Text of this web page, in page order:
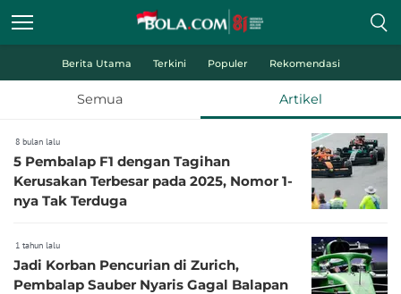
Berita Utama Terkini Populer Rekomendasi
Semua Artikel
8 bulan lalu
5 Pembalap F1 dengan Tagihan
Kerusakan Terbesar pada 2025, Nomor 1-
nya Tak Terduga
1 tahun lalu
Jadi Korban Pencurian di Zurich,
Pembalap Sauber Nyaris Gagal Balapan